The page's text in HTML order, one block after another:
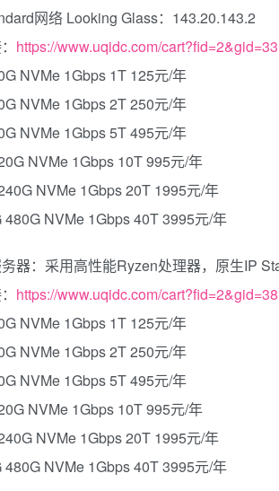
网络 Looking Glass：143.20.143.2
https://www.uqidc.com/cart?fid=2&gid=33
NVMe 1Gbps 1T 125元/年
NVMe 1Gbps 2T 250元/年
NVMe 1Gbps 5T 495元/年
NVMe 1Gbps 10T 995元/年
NVMe 1Gbps 20T 1995元/年
480G NVMe 1Gbps 40T 3995元/年
器：采用高性能Ryzen处理器，原生IP
https://www.uqidc.com/cart?fid=2&gid=38
NVMe 1Gbps 1T 125元/年
NVMe 1Gbps 2T 250元/年
NVMe 1Gbps 5T 495元/年
NVMe 1Gbps 10T 995元/年
NVMe 1Gbps 20T 1995元/年
480G NVMe 1Gbps 40T 3995元/年